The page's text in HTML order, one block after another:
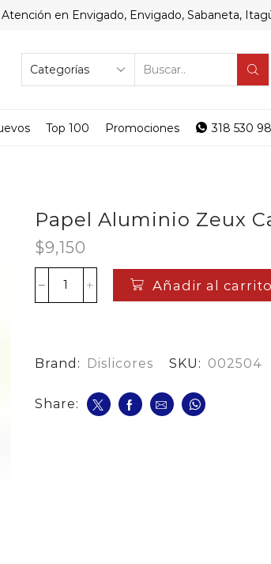
Atención en Envigado, Envigado, Sabaneta,
SEARCH
Top 100 Promociones 318 530
Papel Aluminio Zeux
$9,150
Papel
Aluminio
Mts
cantidad
Añadir al carrito
Brand: Dislicores SKU: 002504
Share: